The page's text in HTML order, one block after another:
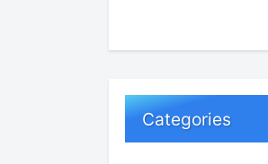
Categories